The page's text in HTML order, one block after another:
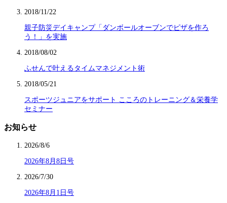
2018/11/22
親子防災デイキャンプ「ダンボールオーブンでピザを作ろ
う！」を実施
2018/08/02
ふせんで叶えるタイムマネジメント術
2018/05/21
スポーツジュニアをサポート こころのトレーニング＆栄養学
セミナー
お知らせ
2026/8/6
2026年8月8日号
2026/7/30
2026年8月1日号